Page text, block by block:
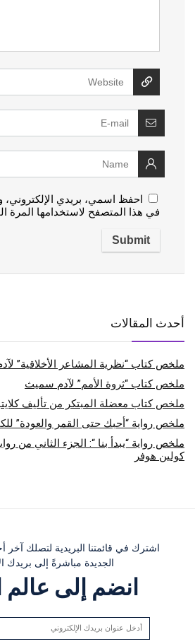
احفظ اسمي، بريدي الإلكتروني،
في هذا المتصفح لاستخدامها المرة
أحدث المقالات
ملخص كتاب “نظرية المشاعر الأخلاقية”
ملخص كتاب “ثروة الأمم” لآدم سميث
ملخص كتاب معضلة المبتكر من تأليف
ملخص رواية “أحبك حتى القمر والعودة”
ملخص رواية “يبدأ بنا “: الجزء الثاني من
كولين هوفر
اشترك في قائمتنا البريدية لتصلك آخر
الجديدة مباشرةً إلى بريدك
انضم إلى عالم